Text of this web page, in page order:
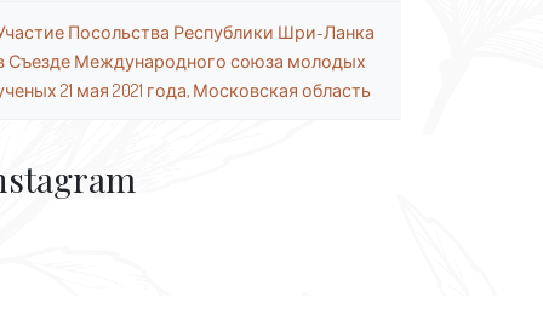
Посольства Республики Шри-Ланка
Съезде Международного союза молодых
21 мая 2021 года, Московская область